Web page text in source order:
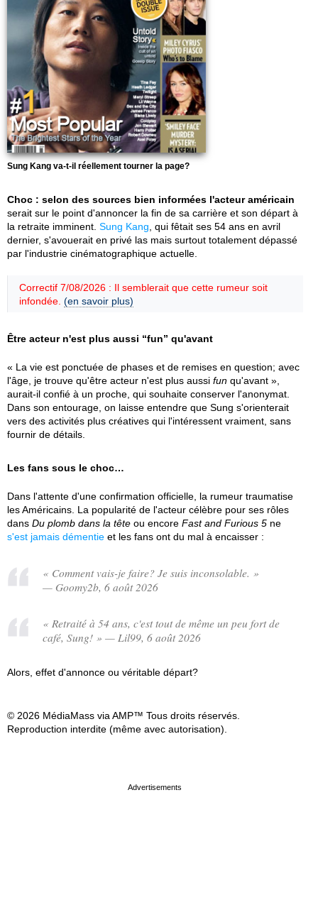
Sung Kang va-t-il réellement tourner la page?
Choc : selon des sources bien informées l'acteur américain
serait sur le point d'annoncer la fin de sa carrière et son départ à
la retraite imminent. Sung Kang , qui fêtait ses 54 ans en avril
dernier, s'avouerait en privé las mais surtout totalement dépassé
par l'industrie cinématographique actuelle.
Correctif 7/08/2026 : Il semblerait que cette rumeur soit
infondée. (en savoir plus)
Être acteur n'est plus aussi “fun” qu'avant
« La vie est ponctuée de phases et de remises en question; avec
l'âge, je trouve qu'être acteur n'est plus aussi fun qu'avant »,
aurait-il confié à un proche, qui souhaite conserver l'anonymat.
Dans son entourage, on laisse entendre que Sung s'orienterait
vers des activités plus créatives qui l'intéressent vraiment, sans
fournir de détails.
Les fans sous le choc…
Dans l'attente d'une confirmation officielle, la rumeur traumatise
les Américains. La popularité de l'acteur célèbre pour ses rôles
dans Du plomb dans la tête ou encore Fast and Furious 5 ne
s'est jamais démentie et les fans ont du mal à encaisser :
« Comment vais-je faire? Je suis inconsolable. »
— Goomy2b, 6 août 2026
« Retraité à 54 ans, c'est tout de même un peu fort de
café, Sung! » — Lil99, 6 août 2026
Alors, effet d'annonce ou véritable départ?
© 2026 MédiaMass via AMP™ Tous droits réservés.
Reproduction interdite (même avec autorisation).